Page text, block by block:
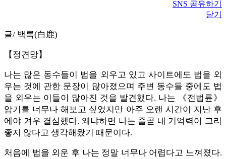
SNS 공유하기
닫기
글/ 백록(白鹿)
【정견망】
나는 많은 동수들이 법을 외우고 있고 사이트에도 법을 외
우는 것에 관한 문장이 많아졌으며 주변 동수들 중에도 법
을 외우는 이들이 많아진 것을 발견했다. 나는 《전법륜》
암기를 너무나 해보고 싶었지만 아주 오랜 시간이 지난 후
에야 겨우 결심했다. 왜냐하면 나는 줄곧 내 기억력이 그리
좋지 않다고 생각해왔기 때문이다.
처음에 법을 외운 후 나는 정말 너무나 어렵다고 느껴졌다.